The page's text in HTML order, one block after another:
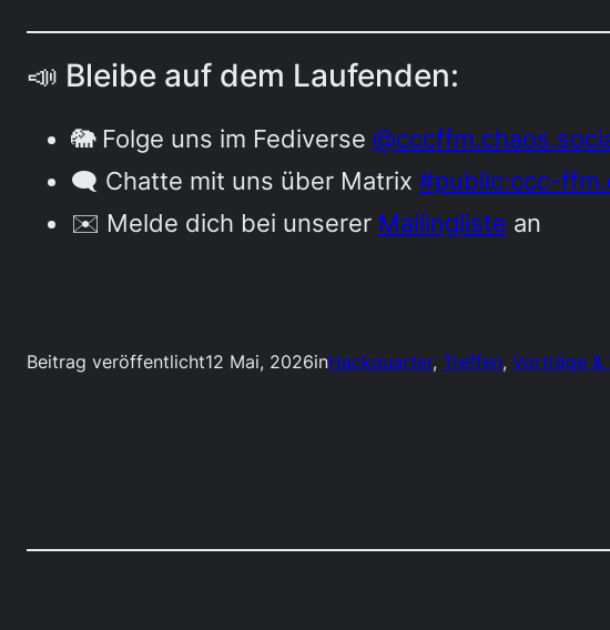
📣 Bleibe auf dem Laufenden:
🐘 Folge uns im Fediverse
🗨️ Chatte mit uns über Matrix #public:ccc-
✉️ Melde dich bei unserer Mailingliste an
Beitrag veröffentlicht12 Mai, 2026inHackquarter, Treffen, Vorträge &